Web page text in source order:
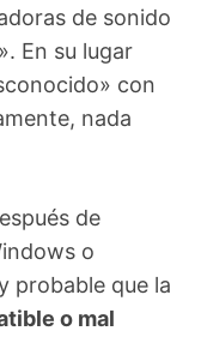
de sonido
En su lugar
con
nada
de
o
probable que la
o mal